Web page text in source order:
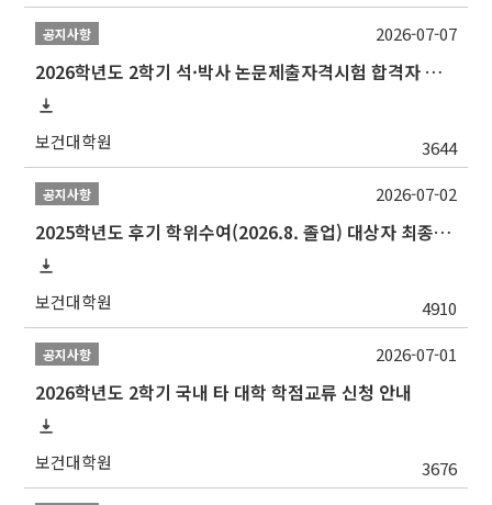
공지사항
2026학년도 2학기 석·박사 논문제출자격시험 합격자 공고(TSQ Exam Result)
보건대학원 3644
2026-07-07
공지사항
2025학년도 후기 학위수여(2026.8. 졸업) 대상자 최종인준 논문 제출 안내
보건대학원 4910
2026-07-02
공지사항
2026학년도 2학기 국내 타 대학 학점교류 신청 안내
보건대학원 3676
2026-07-01